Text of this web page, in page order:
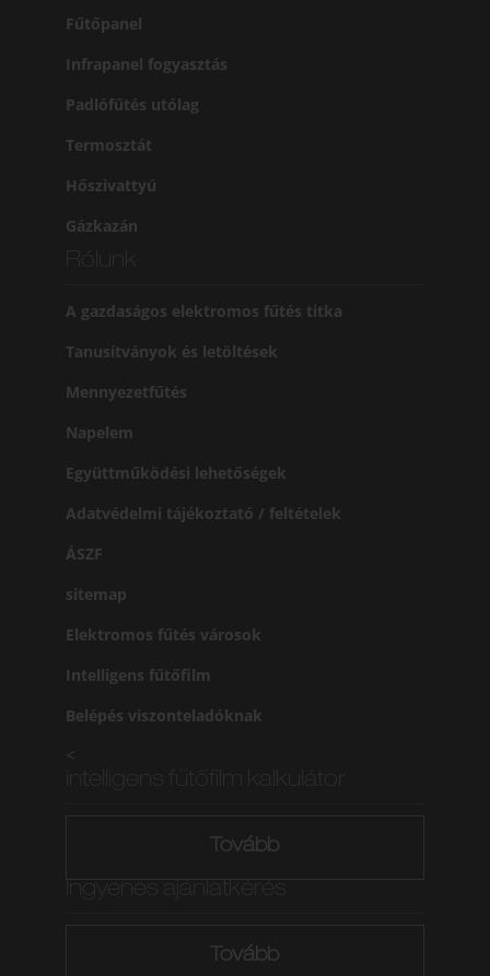
Fűtőpanel
Infrapanel fogyasztás
Padlófűtés utólag
Termosztát
Hőszivattyú
Gázkazán
A gazdaságos elektromos fűtés titka
Tanusítványok és letöltések
Mennyezetfűtés
Napelem
Együttműködési lehetőségek
Adatvédelmi tájékoztató / feltételek
ÁSZF
sitemap
Elektromos fűtés városok
Intelligens fűtőfilm
Belépés viszonteladóknak
<
Tovább
Tovább